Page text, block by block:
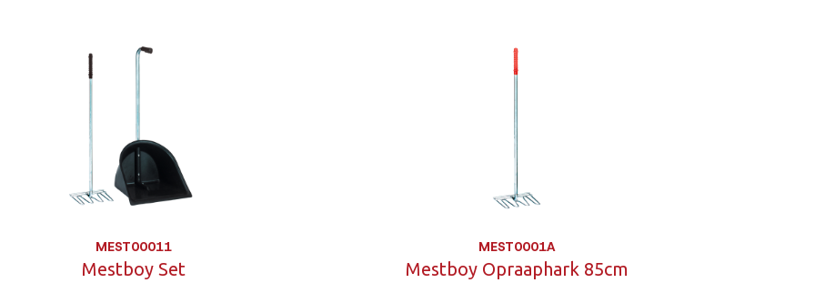
MEST00011
Mestboy Set
MEST0001A
Mestboy Opraaphark 85cm